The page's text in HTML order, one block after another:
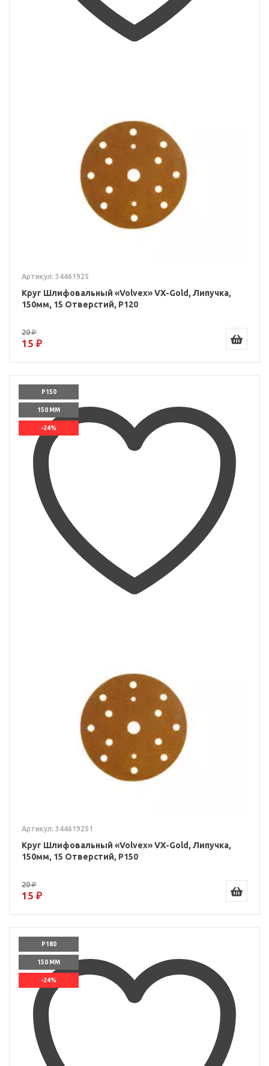
Артикул: 34461925
Круг Шлифовальный «Volvex» VX-Gold, Липучка,
150мм, 15 Отверстий, P120
20 ₽
15 ₽
P150
150 ММ
-24%
Артикул: 344619251
Круг Шлифовальный «Volvex» VX-Gold, Липучка,
150мм, 15 Отверстий, P150
20 ₽
15 ₽
P180
150 ММ
-24%